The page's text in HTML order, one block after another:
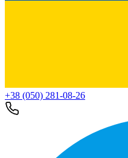
+38 (050) 281-08-26